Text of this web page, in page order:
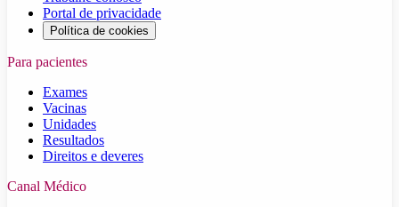
Portal de privacidade
Política de cookies
Para pacientes
Exames
Vacinas
Unidades
Resultados
Direitos e deveres
Canal Médico